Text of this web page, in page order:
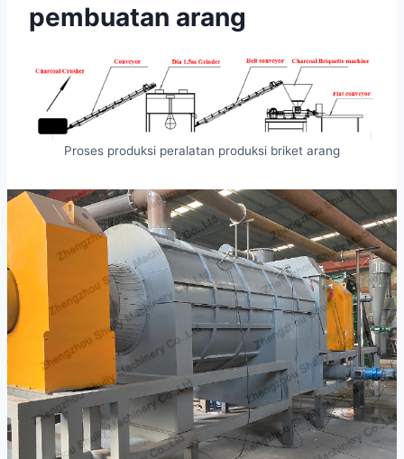
pembuatan arang
Proses produksi peralatan produksi briket arang